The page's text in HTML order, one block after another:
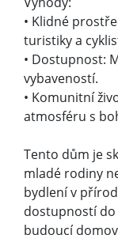
• Klidné
turistiky a
• Dostupnost:
vybaveností.
• Komunitní
atmosféru s
Tento dům je
mladé rodiny
bydlení v
dostupností
budoucí